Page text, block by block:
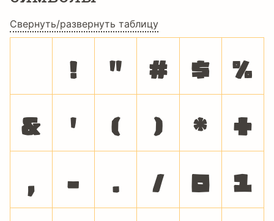
Свернуть/развернуть таблицу
! " # $
%
&
' ( ) *
+
,
- . / 0
1